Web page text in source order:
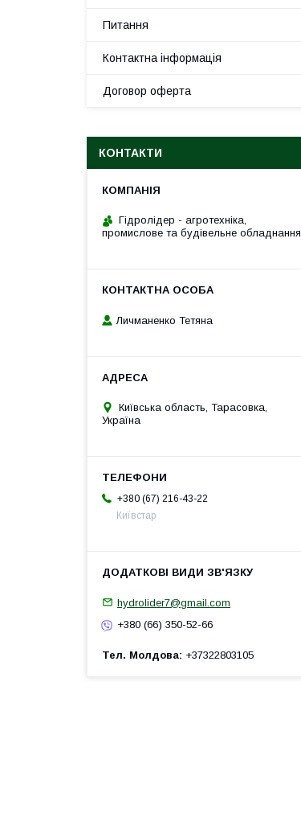
Питання
Контактна інформація
Договор оферта
КОНТАКТИ
Гідролідер - агротехніка,
промислове та будівельне обладнання
Личманенко Тетяна
Київська область, Тарасовка,
Україна
+380 (67) 216-43-22
Київстар
hydrolider7@gmail.com
+380 (66) 350-52-66
Тел. Молдова +37322803105